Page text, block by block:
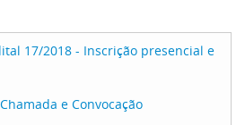
17/2018 - Inscrição presencial e
e Convocação